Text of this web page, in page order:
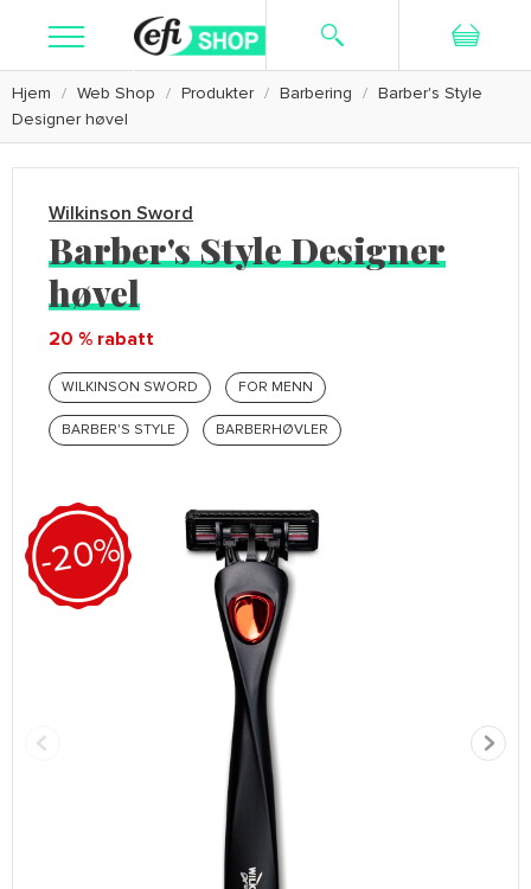
Ny bruker Logg inn
Hudpleie
Barbering
Tekstiler
Kampanje
Kundeservice
Søk
Hjem Web Shop Produkter Barbering
Barber's Style
Designer høvel
Wilkinson Sword
Barber's Style Designer
høvel
20 % rabatt
WILKINSON SWORD FOR MENN
BARBER'S STYLE BARBERHØVLER
-20%